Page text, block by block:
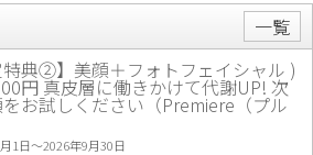
一覧
特典②】美顔＋フォトフェイシャル )
円 真皮層に働きかけて代謝UP! 次
お試しください（Premiere（プル
1日〜2026年9月30日